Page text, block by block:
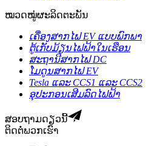
ໝວດໝູ່ຜະລິດຕະພັນ
ເຄື່ອງສາກໄຟ EV ແບບພົກພາ
ຕູ້ເກັບມ້ຽນໄຟຟ້າໃນເຮືອນ
ສະຖານີສາກໄຟ DC
ໂມດູນສາກໄຟ EV
Tesla ແລະ CCS1 ແລະ CCS2
ອຸປະກອນເສີມລົດໄຟຟ້າ
ສອບຖາມດຽວນີ້
ຕິດຕໍ່ພວກເຮົາ